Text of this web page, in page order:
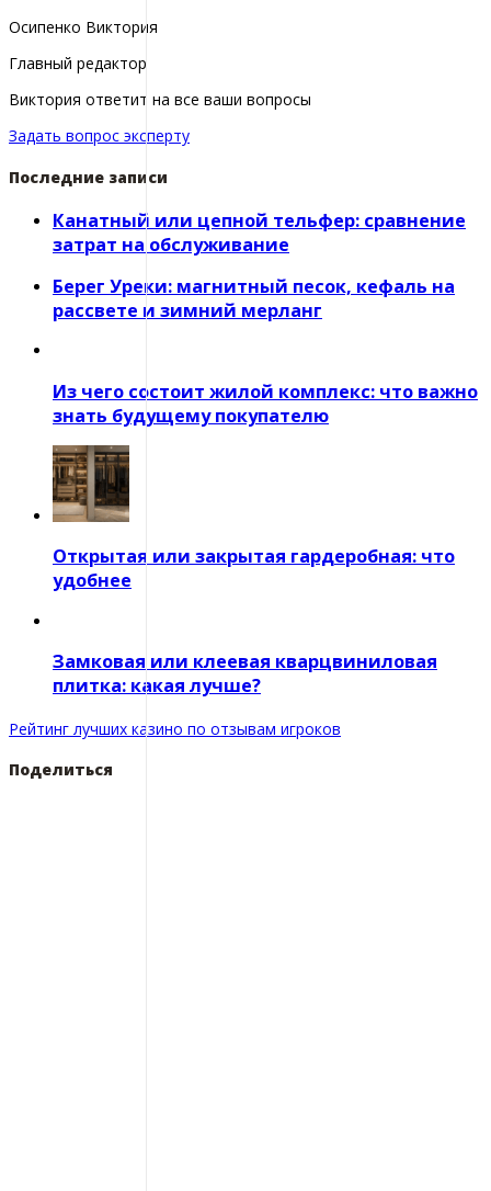
Осипенко Виктория
Главный редактор
Виктория ответит на все ваши вопросы
Задать вопрос эксперту
Последние записи
Канатный или цепной тельфер: сравнение
затрат на обслуживание
Берег Уреки: магнитный песок, кефаль на
рассвете и зимний мерланг
Из чего состоит жилой комплекс: что важно
знать будущему покупателю
Открытая или закрытая гардеробная: что
удобнее
Замковая или клеевая кварцвиниловая
плитка: какая лучше?
Рейтинг лучших казино по отзывам игроков
Поделиться